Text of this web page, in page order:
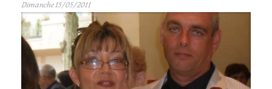
Dimanche 15/05/2011